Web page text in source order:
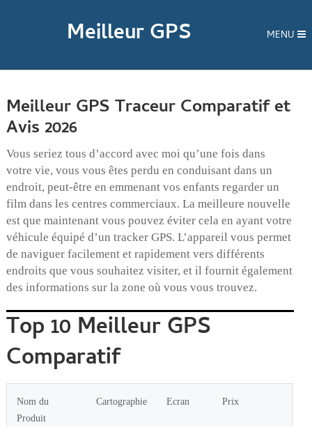
Meilleur GPS MENU
Meilleur GPS Traceur Comparatif et
Avis 2026
Vous seriez tous d’accord avec moi qu’une fois dans
votre vie, vous vous êtes perdu en conduisant dans un
endroit, peut-être en emmenant vos enfants regarder un
film dans les centres commerciaux. La meilleure nouvelle
est que maintenant vous pouvez éviter cela en ayant votre
véhicule équipé d’un tracker GPS. L’appareil vous permet
de naviguer facilement et rapidement vers différents
endroits que vous souhaitez visiter, et il fournit également
des informations sur la zone où vous vous trouvez.
Top 10 Meilleur GPS
Comparatif
Nom du
Produit
Cartographie Ecran Prix